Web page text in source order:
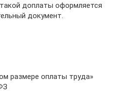
доплаты оформляется
документ.
размере оплаты труда»